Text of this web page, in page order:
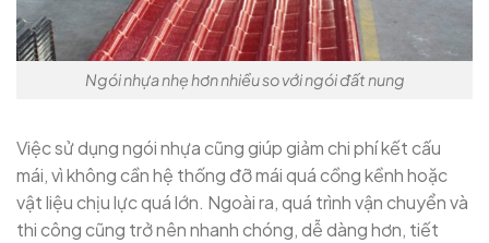
Ngói nhựa nhẹ hơn nhiều so với ngói đất nung
Việc sử dụng ngói nhựa cũng giúp giảm chi phí kết cấu
mái, vì không cần hệ thống đỡ mái quá cồng kềnh hoặc
vật liệu chịu lực quá lớn. Ngoài ra, quá trình vận chuyển và
thi công cũng trở nên nhanh chóng, dễ dàng hơn, tiết